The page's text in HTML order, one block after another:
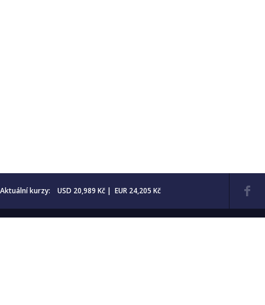
Aktuální kurzy: USD 20,989 Kč | EUR 24,205 Kč